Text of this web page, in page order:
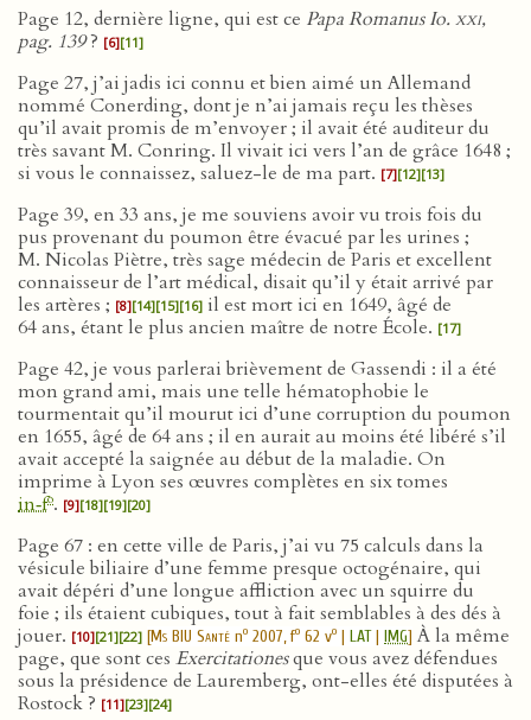
Page 12, dernière ligne, qui est ce Papa Romanus Io. xxi,
pag. 139? [6][11]
Page 27, j’ai jadis ici connu et bien aimé un Allemand
nommé Conerding, dont je n’ai jamais reçu les thèses
qu’il avait promis de m’envoyer ; il avait été auditeur du
très savant M. Conring. Il vivait ici vers l’an de grâce 1648 ;
si vous le connaissez, saluez-le de ma part. [7][12][13]
Page 39, en 33 ans, je me souviens avoir vu trois fois du
pus provenant du poumon être évacué par les urines ;
M. Nicolas Piètre, très sage médecin de Paris et excellent
connaisseur de l’art médical, disait qu’il y était arrivé par
les artères ; [8][14][15][16] il est mort ici en 1649, âgé de
64 ans, étant le plus ancien maître de notre École. [17]
Page 42, je vous parlerai brièvement de Gassendi : il a été
mon grand ami, mais une telle hématophobie le
tourmentait qu’il mourut ici d’une corruption du poumon
en 1655, âgé de 64 ans ; il en aurait au moins été libéré s’il
avait accepté la saignée au début de la maladie. On
imprime à Lyon ses œuvres complètes en six tomes
in‑fo. [9][18][19][20]
Page 67 : en cette ville de Paris, j’ai vu 75 calculs dans la
vésicule biliaire d’une femme presque octogénaire, qui
avait dépéri d’une longue affliction avec un squirre du
foie ; ils étaient cubiques, tout à fait semblables à des dés à
jouer. [10][21][22] [Ms BIU Santé no 2007, fo 62 vo | LAT| IMG] À la même
page, que sont ces Exercitationesque vous avez défendues
sous la présidence de Lauremberg, ont-elles été disputées à
Rostock ? [11][23][24]